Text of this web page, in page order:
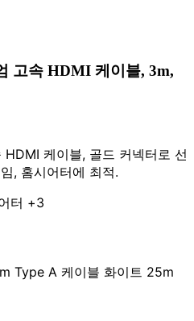
고속 HDMI 케이블, 3m,
HDMI 케이블, 골드 커넥터로 선
, 홈시어터에 최적.
터 +3
Type A 케이블 화이트 25m